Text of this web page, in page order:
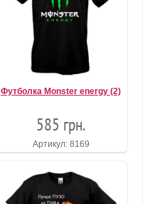
Футболка Monster energy (2)
585 грн.
Артикул: 8169